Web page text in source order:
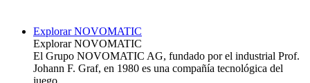
Main navigation
Explorar NOVOMATIC
Explorar NOVOMATIC
El Grupo NOVOMATIC AG, fundado por el industrial Prof.
Johann F. Graf, en 1980 es una compañía tecnológica del
juego.